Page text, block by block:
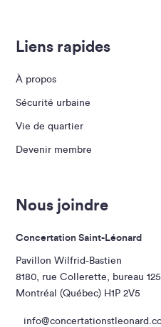
Liens rapides
À propos
Sécurité urbaine
Vie de quartier
Devenir membre
Nous joindre
Concertation Saint-Léonard
Pavillon Wilfrid-Bastien
8180, rue Collerette, bureau
Montréal (Québec) H1P 2V5